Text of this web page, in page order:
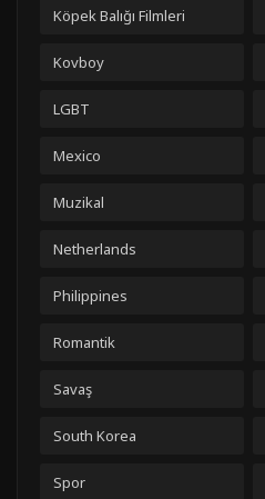
Köpek Balığı Filmleri
Kovboy
LGBT
Mexico
Muzikal
Netherlands
Philippines
Romantik
Savaş
South Korea
Spor